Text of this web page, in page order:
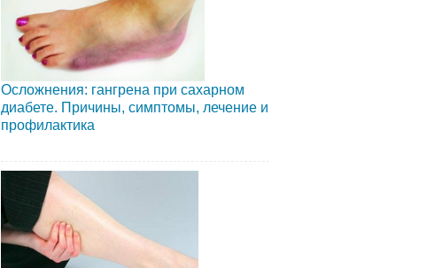
Осложнения: гангрена при сахарном
диабете. Причины, симптомы, лечение и
профилактика